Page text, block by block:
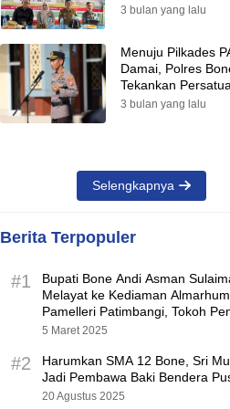
Suara Warnai
3 bulan yang lalu
Menuju Pilkades
Damai, Polres
Tekankan
Perbedaan Pilihan
3 bulan yang lalu
Selengkapnya
Berita Terpopuler
#1
Bupati Bone Andi Asman
Melayat ke Kediaman
Pamelleri Patimbangi, Tokoh
Kabupaten Bone
5 Maret 2025
#2
Harumkan SMA 12 Bone, Sri
Jadi Pembawa Baki Bendera
20 Agustus 2025